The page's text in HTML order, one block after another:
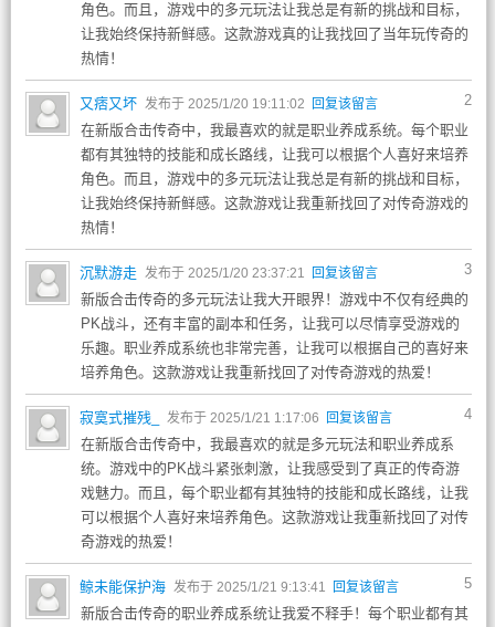
角色。而且，游戏中的多元玩法让我总是有新的挑战和目标，
让我始终保持新鲜感。这款游戏真的让我找回了当年玩传奇的
热情！
2
又痞又坏 发布于 2025/1/20 19:11:02 回复该留言
在新版合击传奇中，我最喜欢的就是职业养成系统。每个职业
都有其独特的技能和成长路线，让我可以根据个人喜好来培养
角色。而且，游戏中的多元玩法让我总是有新的挑战和目标，
让我始终保持新鲜感。这款游戏让我重新找回了对传奇游戏的
热情！
3
沉默游走 发布于 2025/1/20 23:37:21 回复该留言
新版合击传奇的多元玩法让我大开眼界！游戏中不仅有经典的
PK战斗，还有丰富的副本和任务，让我可以尽情享受游戏的
乐趣。职业养成系统也非常完善，让我可以根据自己的喜好来
培养角色。这款游戏让我重新找回了对传奇游戏的热爱！
4
寂寞式摧残_ 发布于 2025/1/21 1:17:06 回复该留言
在新版合击传奇中，我最喜欢的就是多元玩法和职业养成系
统。游戏中的PK战斗紧张刺激，让我感受到了真正的传奇游
戏魅力。而且，每个职业都有其独特的技能和成长路线，让我
可以根据个人喜好来培养角色。这款游戏让我重新找回了对传
奇游戏的热爱！
5
鲸未能保护海 发布于 2025/1/21 9:13:41 回复该留言
新版合击传奇的职业养成系统让我爱不释手！每个职业都有其